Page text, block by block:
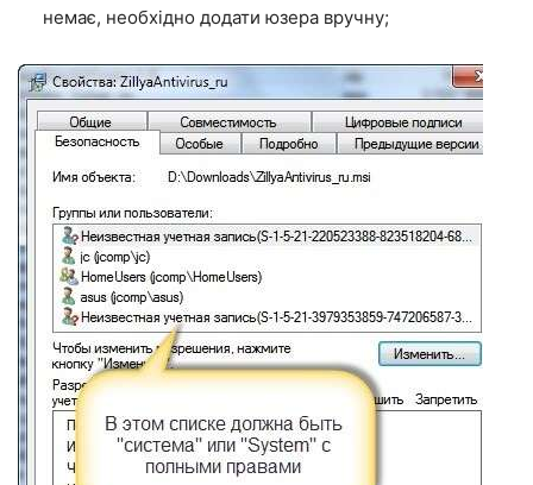
немає, необхідно додати юзера вручну;